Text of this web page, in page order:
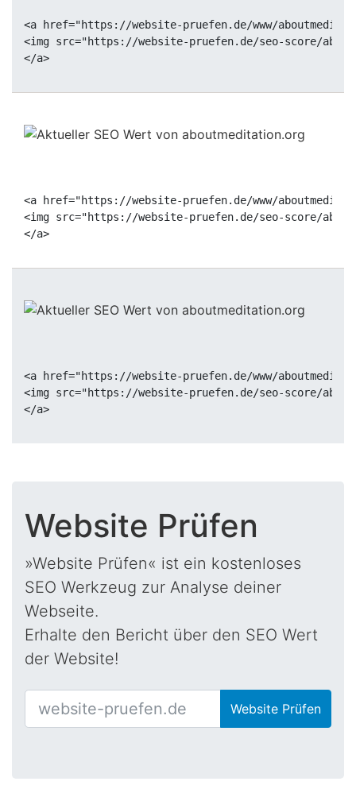
<a href="https://website-pruefen.de/www/
<img src="https://website-pruefen.de/seo-score/
<a href="https://website-pruefen.de/www/
<img src="https://website-pruefen.de/seo-score/
<a href="https://website-pruefen.de/www/
<img src="https://website-pruefen.de/seo-score/
Website Prüfen
»Website Prüfen« ist ein kostenloses
SEO Werkzeug zur Analyse deiner
Webseite.
Erhalte den Bericht über den SEO Wert
der Website!
Website Prüfen